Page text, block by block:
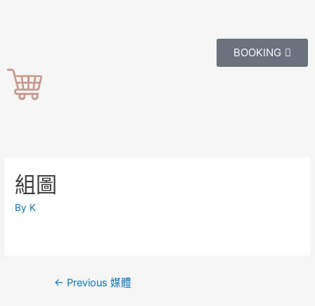
BOOKING
組圖
By K
← Previous 媒體